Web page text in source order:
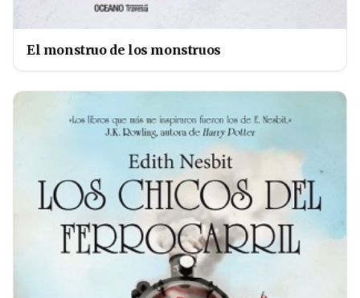
El monstruo de los monstruos